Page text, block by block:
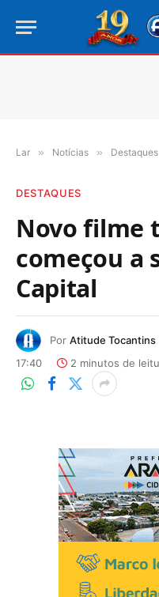
Lar » Notícias » Destaques
DESTAQUES
Novo filme
começou a
Capital
Por Atitude Tocantins
17:40
2 minutos de